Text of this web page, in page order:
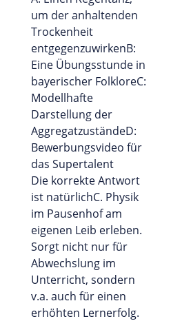
um der anhaltenden
Trockenheit
entgegenzuwirkenB:
Eine Übungsstunde in
bayerischer FolkloreC:
Modellhafte
Darstellung der
AggregatzuständeD:
Bewerbungsvideo für
das Supertalent
Die korrekte Antwort
ist natürlichC. Physik
im Pausenhof am
eigenen Leib erleben.
Sorgt nicht nur für
Abwechslung im
Unterricht, sondern
v.a. auch für einen
erhöhten Lernerfolg.